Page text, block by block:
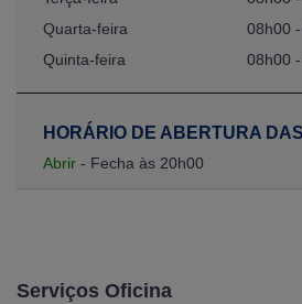
Quarta-feira
08h00
Quinta-feira
08h00
HORÁRIO DE ABERTURA
Abrir - Fecha às 20h00
Serviços Oficina